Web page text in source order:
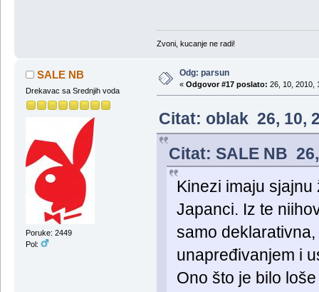
Zvoni, kucanje ne radi!
SALE NB
Drekavac sa Srednjih voda
Poruke: 2449
Pol:
Odg: parsun
« Odgovor #17 poslato: 26, 10, 2010,
Citat: oblak 26, 10,
Citat: SALE NB
Kinezi imaju
Japanci. Iz te
samo
unapređivanjem i
Ono što je bilo